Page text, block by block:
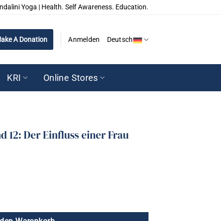
Yoga | Health. Self Awareness. Education.
A Donation Anmelden Deutsch
KRI Online Stores
12: Der Einfluss einer Frau
einer Frau Menge